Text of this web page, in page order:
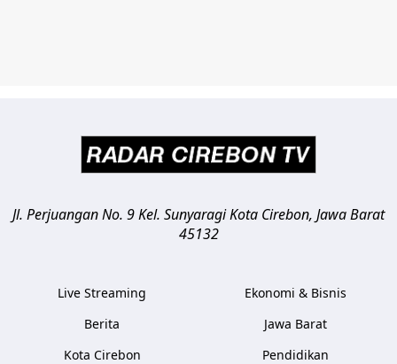
Jl. Perjuangan No. 9 Kel. SunyaragiKota Cirebon, Jawa Barat
45132
Live Streaming
Berita
Kota Cirebon
Ekonomi & Bisnis
Jawa Barat
Pendidikan